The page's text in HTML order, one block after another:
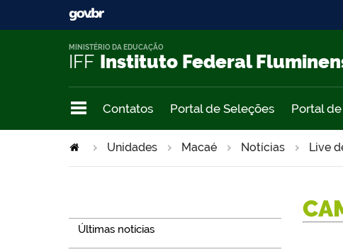
IFF Instituto Federal
MINISTÉRIO DA EDUCAÇÃO
Contatos Portal de Seleções Portal
Unidades Macaé Notícias Live
Últimas notícias